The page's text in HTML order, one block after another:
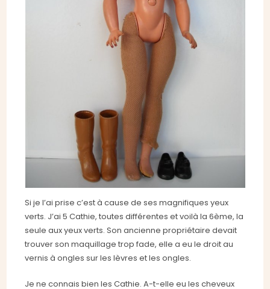
Si je l’ai prise c’est à cause de ses magnifiques yeux
verts. J’ai 5 Cathie, toutes différentes et voilà la 6ème, la
seule aux yeux verts. Son ancienne propriétaire devait
trouver son maquillage trop fade, elle a eu le droit au
vernis à ongles sur les lèvres et les ongles.
Je ne connais bien les Cathie. A-t-elle eu les cheveux